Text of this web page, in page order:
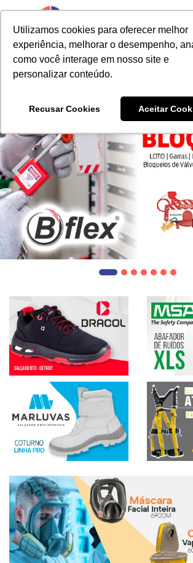
Utilizamos cookies para oferecer melhor
experiência, melhorar o desempenho,
como você interage em nosso site e
personalizar conteúdo.
Recusar Cookies Aceitar